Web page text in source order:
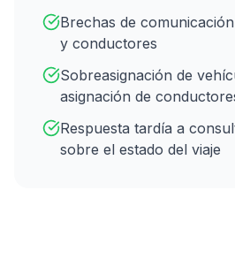
Brechas de
y conductores
Sobreasignación de
asignación de
Respuesta tardía a
sobre el estado del viaje